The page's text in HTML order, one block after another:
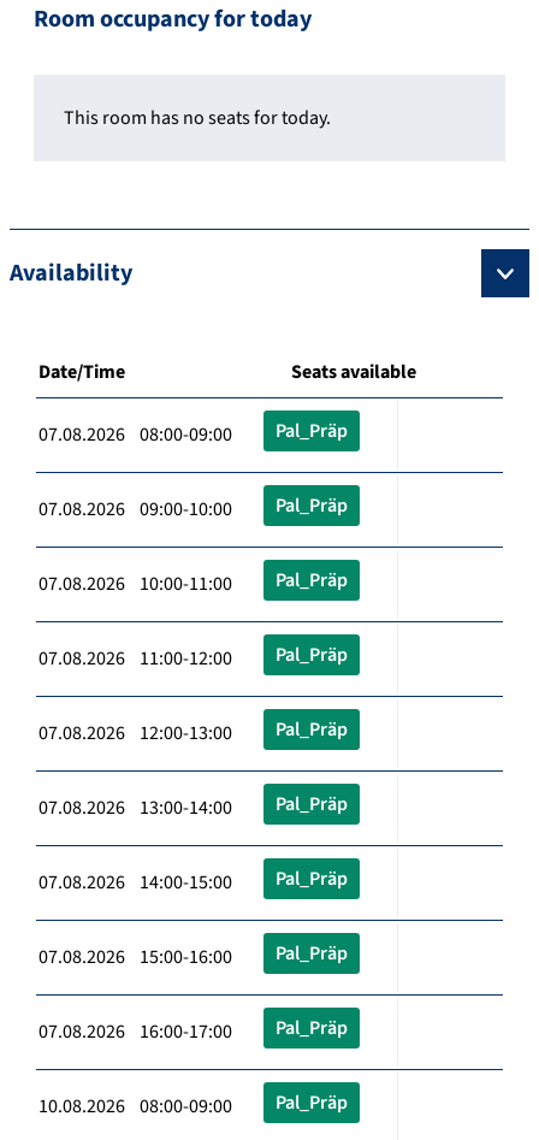
Room occupancy for today
This room has no seats for today.
Availability
Date/Time Seats available
07.08.2026 08:00-09:00 Pal_Präp
07.08.2026 09:00-10:00 Pal_Präp
07.08.2026 10:00-11:00 Pal_Präp
07.08.2026 11:00-12:00 Pal_Präp
07.08.2026 12:00-13:00 Pal_Präp
07.08.2026 13:00-14:00 Pal_Präp
07.08.2026 14:00-15:00 Pal_Präp
07.08.2026 15:00-16:00 Pal_Präp
07.08.2026 16:00-17:00 Pal_Präp
10.08.2026 08:00-09:00 Pal_Präp